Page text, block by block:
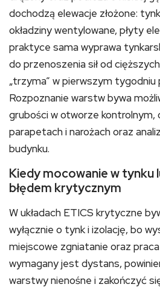
dochodzą elewacje złożone:
okładziny wentylowane, płyty
praktyce sama wyprawa
do przenoszenia sił od
„trzyma” w pierwszym tygodniu
Rozpoznanie warstw bywa
grubości w otworze kontrolnym,
parapetach i narożach oraz
budynku.
Kiedy mocowanie w tynku
błędem krytycznym
W układach ETICS krytyczne
wyłącznie o tynk i izolację, bo
miejscowe zgniatanie oraz
wymagany jest dystans,
warstwy nienośne i zakończyć